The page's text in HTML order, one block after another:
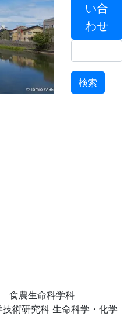
い合
わせ
索:
農生命科学科
技術研究科 生命科学・化学